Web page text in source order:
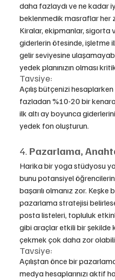
daha fazlaydı ve ne kadar
beklenmedik masraflar her
Kiralar, ekipmanlar,
giderlerin ötesinde, işletme
gelir seviyesine
yedek planınızın olması
Tavsiye:
Açılış bütçenizi
fazladan %10-20 bir kenara
ilk altı ay boyunca
yedek fon oluşturun.
4. Pazarlama,
Harika bir yoga stüdyosu
bunu potansiyel
başarılı olmanız zor.
pazarlama stratejisi
posta listeleri, topluluk
gibi araçlar etkili bir şekilde
çekmek çok daha zor
Tavsiye:
Açılıştan önce bir
medya hesaplarınızı aktif